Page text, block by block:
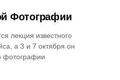
Фотографии
лекция известного
а 3 и 7 октября он
фотографии